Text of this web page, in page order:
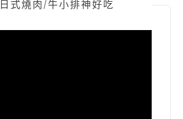
式燒肉/牛小排神好吃